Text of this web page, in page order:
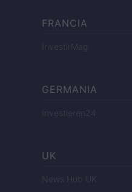
FRANCIA
InvestirMag
GERMANIA
Investieren24
UK
News Hub UK